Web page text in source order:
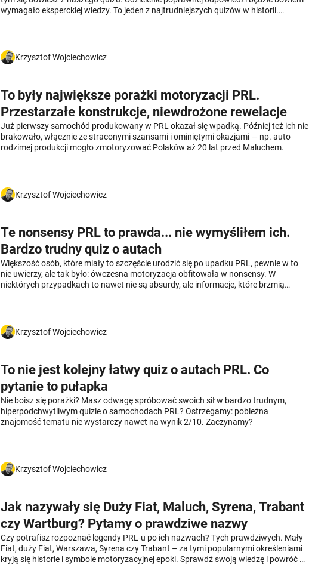
wymagało eksperckiej wiedzy. To jeden z najtrudniejszych quizów w historii.
Krzysztof Wojciechowicz
To były największe porażki motoryzacji PRL.
Przestarzałe konstrukcje, niewdrożone rewelacje
Już pierwszy samochód produkowany w PRL okazał się wpadką. Później też ich nie
brakowało, włącznie ze straconymi szansami i ominiętymi okazjami — np. auto
rodzimej produkcji mogło zmotoryzować Polaków aż 20 lat przed Maluchem.
Krzysztof Wojciechowicz
Te nonsensy PRL to prawda... nie wymyśliłem ich.
Bardzo trudny quiz o autach
Większość osób, które miały to szczęście urodzić się po upadku PRL, pewnie w to
nie uwierzy, ale tak było: ówczesna motoryzacja obfitowała w nonsensy. W
niektórych przypadkach to nawet nie są absurdy, ale informacje, które brzmią
Krzysztof Wojciechowicz
To nie jest kolejny łatwy quiz o autach PRL. Co
pytanie to pułapka
Nie boisz się porażki? Masz odwagę spróbować swoich sił w bardzo trudnym,
hiperpodchwytliwym quizie o samochodach PRL? Ostrzegamy: pobieżna
znajomość tematu nie wystarczy nawet na wynik 2/10. Zaczynamy?
Krzysztof Wojciechowicz
Jak nazywały się Duży Fiat, Maluch, Syrena, Trabant
czy Wartburg? Pytamy o prawdziwe nazwy
Czy potrafisz rozpoznać legendy PRL-u po ich nazwach? Tych prawdziwych. Mały
Fiat, duży Fiat, Warszawa, Syrena czy Trabant – za tymi popularnymi określeniami
kryją się historie i symbole motoryzacyjnej epoki. Sprawdź swoją wiedzę i powróć do